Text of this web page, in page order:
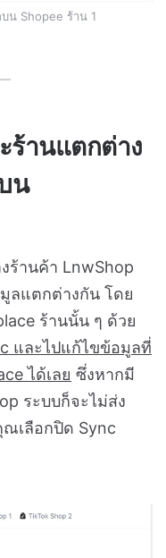
น Shopee ร้าน 1
ร้านแตกต่าง
น
านค้า LnwShop
ลแตกต่างกัน โดย
ร้านนั้น ๆ ด้วย
และไปแก้ไขข้อมูลที่
ได้เลย ซึ่งหากมี
ระบบก็จะไม่ส่ง
เลือกปิด Sync